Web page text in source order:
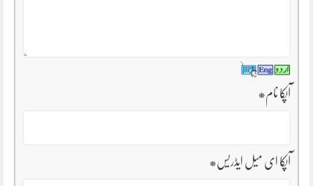
آپکا نام*
آپکا ای میل ایڈریس*